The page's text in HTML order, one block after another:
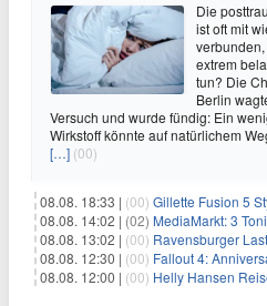
Die
ist oft mit
extrem
tun? Die
Berlin
Versuch und wurde fündig: Ein
Wirkstoff könnte auf natürlichem
[…] (00)
08.08. 18:33 | (00) Gillette Fusion 5 Styler
08.08. 14:02 | (02) MediaMarkt: 3
08.08. 13:02 | (00) Ravensburger Last
08.08. 12:30 | (00) Fallout 4:
08.08. 12:00 | (00) Helly Hansen